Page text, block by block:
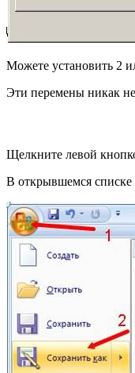
Можете установить 2
Эти перемены никак
Щелкните левой
В открывшемся списке